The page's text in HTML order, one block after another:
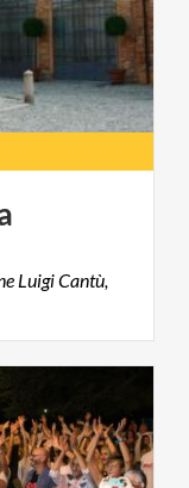
Luigi Cantù,